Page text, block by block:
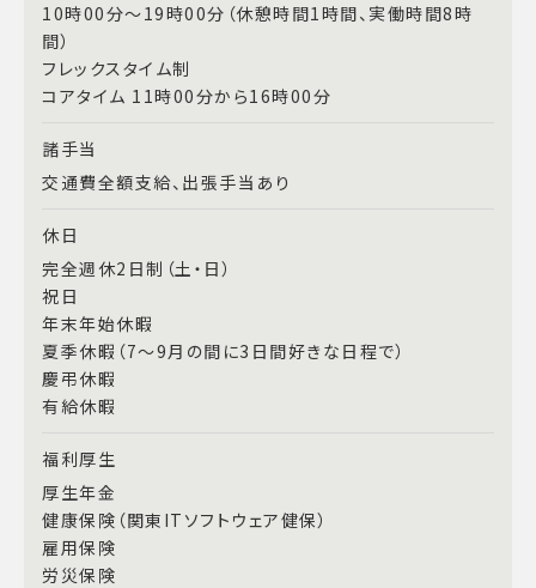
10時00分～19時00分（休憩時間1時間、実働時間8時
間）
フレックスタイム制
コアタイム 11時00分から16時00分
諸手当
交通費全額支給、出張手当あり
休日
完全週休2日制（土・日）
祝日
年末年始休暇
夏季休暇（7～9月の間に3日間好きな日程で）
慶弔休暇
有給休暇
福利厚生
厚生年金
健康保険（関東ITソフトウェア健保）
雇用保険
労災保険